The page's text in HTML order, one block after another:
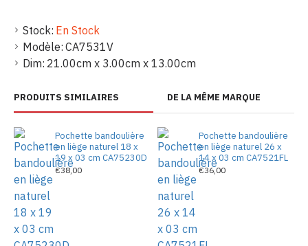
Stock: En Stock
Modèle: CA7531V
Dim: 21.00cm x 3.00cm x 13.00cm
PRODUITS SIMILAIRES DE LA MÊME MARQUE
Pochette bandoulière
en liège naturel 18 x
19 x 03 cm CA75230D
€38,00
Pochette bandoulière
en liège naturel 26 x
14 x 03 cm CA7521FL
€36,00